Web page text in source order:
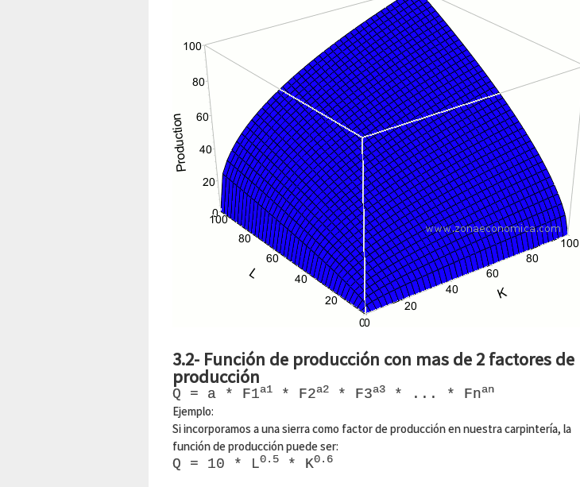
3.2- Función de producción con mas de 2 factores de
producción
Q = a * F1a1 * F2a2 * F3a3 * ... * Fnan
Ejemplo:
Si incorporamos a una sierra como factor de producción en nuestra carpintería, la
función de producción puede ser:
Q = 10 * L0.5 * K0.6